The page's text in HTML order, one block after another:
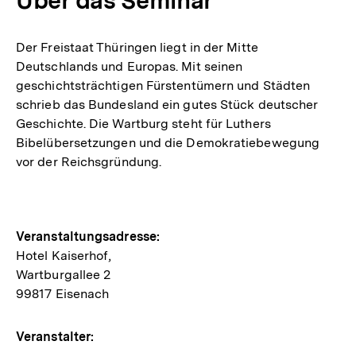
Der Freistaat Thüringen liegt in der Mitte
Deutschlands und Europas. Mit seinen
geschichtsträchtigen Fürstentümern und Städten
schrieb das Bundesland ein gutes Stück deutscher
Geschichte. Die Wartburg steht für Luthers
Bibelübersetzungen und die Demokratiebewegung
vor der Reichsgründung.
Hinweise
zur
Veranstaltung
Veranstaltungsadresse:
Hotel Kaiserhof,
Wartburgallee 2
99817 Eisenach
Veranstalter: